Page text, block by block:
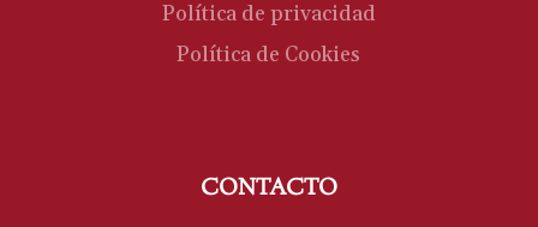
Política de privacidad
Política de Cookies
CONTACTO